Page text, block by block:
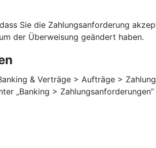
Sie die Zahlungsanforderung
der Überweisung geändert haben.
& Verträge > Aufträge >
„Banking >